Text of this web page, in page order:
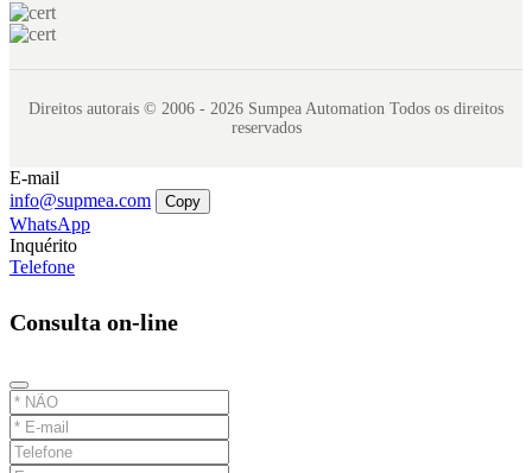
Direitos autorais © 2006 - 2026 Sumpea Automation Todos os direitos
reservados
E-mail
info@supmea.com
Copy
WhatsApp
Inquérito
Telefone
Consulta on-line